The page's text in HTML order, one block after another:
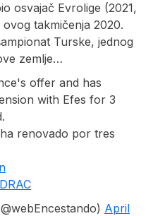
osvajač Evrolige (2021,
takmičenja 2020.
Turske, jednog
zemlje…
offer and has
with Efes for 3
renovado por tres
April